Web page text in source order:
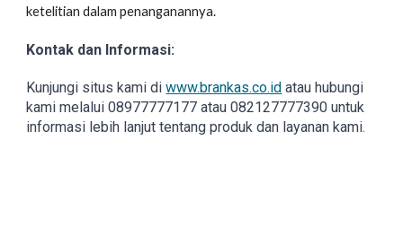
ketelitian dalam penanganannya.
Kontak dan Informasi:
Kunjungi situs kami di www.brankas.co.id atau hubungi
kami melalui 08977777177 atau 082127777390 untuk
informasi lebih lanjut tentang produk dan layanan kami.